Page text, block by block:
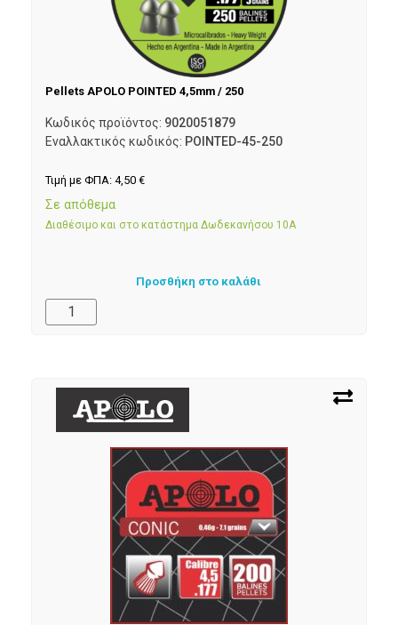
Pellets APOLO POINTED 4,5mm / 250
Κωδικός προϊόντος: 9020051879
Εναλλακτικός κωδικός: POINTED-45-250
Τιμή με ΦΠΑ: 4,50 €
Σε απόθεμα
Διαθέσιμο και στο κατάστημα Δωδεκανήσου 10Α
Προσθήκη στο καλάθι